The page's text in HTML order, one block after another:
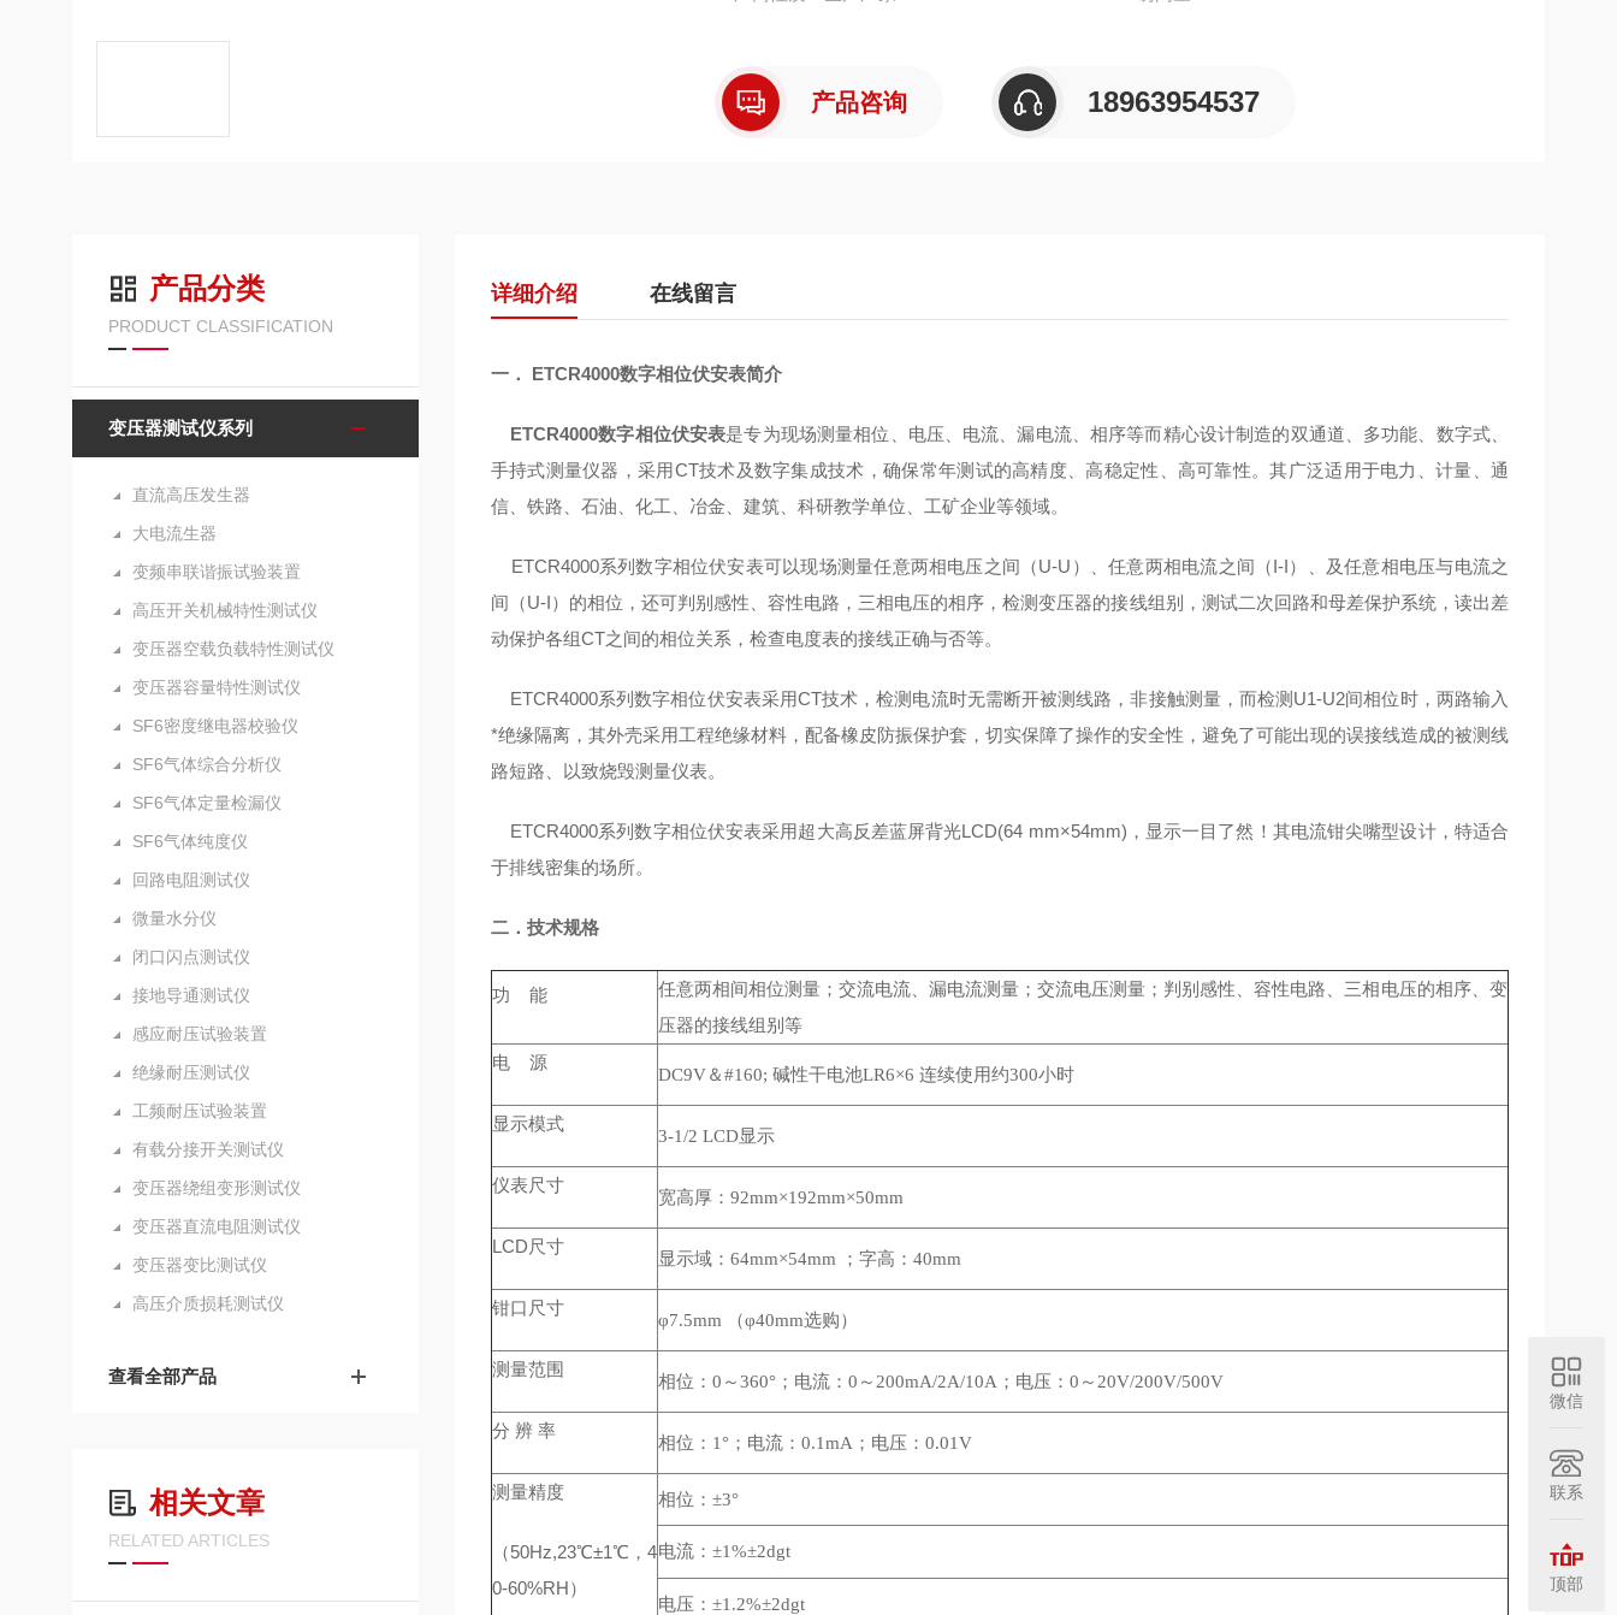
产品咨询 18963954537
产品分类
PRODUCT CLASSIFICATION
变压器测试仪系列
直流高压发生器
大电流生器
变频串联谐振试验装置
高压开关机械特性测试仪
变压器空载负载特性测试仪
变压器容量特性测试仪
SF6密度继电器校验仪
SF6气体综合分析仪
SF6气体定量检漏仪
SF6气体纯度仪
回路电阻测试仪
微量水分仪
闭口闪点测试仪
接地导通测试仪
感应耐压试验装置
绝缘耐压测试仪
工频耐压试验装置
有载分接开关测试仪
变压器绕组变形测试仪
变压器直流电阻测试仪
变压器变比测试仪
高压介质损耗测试仪
查看全部产品
相关文章
RELATED ARTICLES
详细介绍 在线留言
一． ETCR4000数字相位伏安表简介
ETCR4000数字相位伏安表是专为现场测量相位、电压、电流、漏电流、相序等而精心设计制造的双通道、多功能、数字式、
手持式测量仪器，采用CT技术及数字集成技术，确保常年测试的高精度、高稳定性、高可靠性。其广泛适用于电力、计量、通
信、铁路、石油、化工、冶金、建筑、科研教学单位、工矿企业等领域。
ETCR4000系列数字相位伏安表可以现场测量任意两相电压之间（U-U）、任意两相电流之间（I-I）、及任意相电压与电流之
间（U-I）的相位，还可判别感性、容性电路，三相电压的相序，检测变压器的接线组别，测试二次回路和母差保护系统，读出差
动保护各组CT之间的相位关系，检查电度表的接线正确与否等。
ETCR4000系列数字相位伏安表采用CT技术，检测电流时无需断开被测线路，非接触测量，而检测U1-U2间相位时，两路输入
*绝缘隔离，其外壳采用工程绝缘材料，配备橡皮防振保护套，切实保障了操作的安全性，避免了可能出现的误接线造成的被测线
路短路、以致烧毁测量仪表。
ETCR4000系列数字相位伏安表采用超大高反差蓝屏背光LCD(64 mm×54mm)，显示一目了然！其电流钳尖嘴型设计，特适合
于排线密集的场所。
二．技术规格
功 能
任意两相间相位测量；交流电流、漏电流测量；交流电压测量；判别感性、容性电路、三相电压的相序、变
压器的接线组别等
电 源
DC9V＆#160; 碱性干电池LR6×6 连续使用约300小时
显示模式
3-1/2 LCD显示
仪表尺寸
宽高厚：92mm×192mm×50mm
LCD尺寸
显示域：64mm×54mm ；字高：40mm
钳口尺寸
φ7.5mm （φ40mm选购）
测量范围
相位：0～360°；电流：0～200mA/2A/10A；电压：0～20V/200V/500V
分 辨 率
相位：1°；电流：0.1mA；电压：0.01V
测量精度
（50Hz,23℃±1℃，4
0-60%RH）
相位：±3°
电流：±1%±2dgt
电压：±1.2%±2dgt
微信
联系
顶部